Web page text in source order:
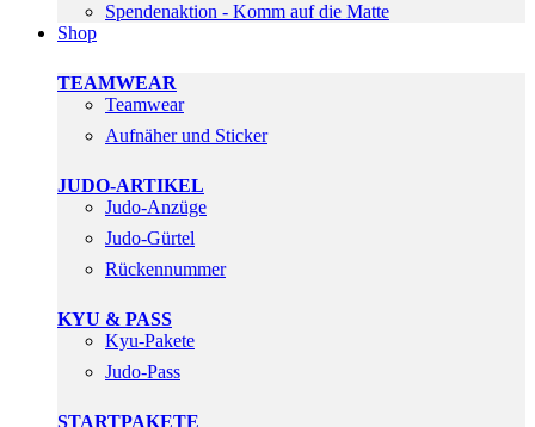
Spendenaktion - Komm auf die Matte
Shop
TEAMWEAR
Teamwear
Aufnäher und Sticker
JUDO-ARTIKEL
Judo-Anzüge
Judo-Gürtel
Rückennummer
KYU & PASS
Kyu-Pakete
Judo-Pass
STARTPAKETE